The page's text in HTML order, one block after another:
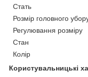
Стать
Розмір головного
Регулювання розміру
Стан
Колір
Користувальницькі